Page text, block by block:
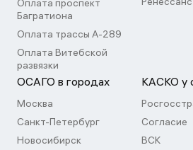
Оплата проспект
Багратиона
Оплата трассы А-289
Оплата Витебской
развязки
ОСАГО в городах
Москва
Санкт-Петербург
Новосибирск
КАСКО у
Согласие
ВСК